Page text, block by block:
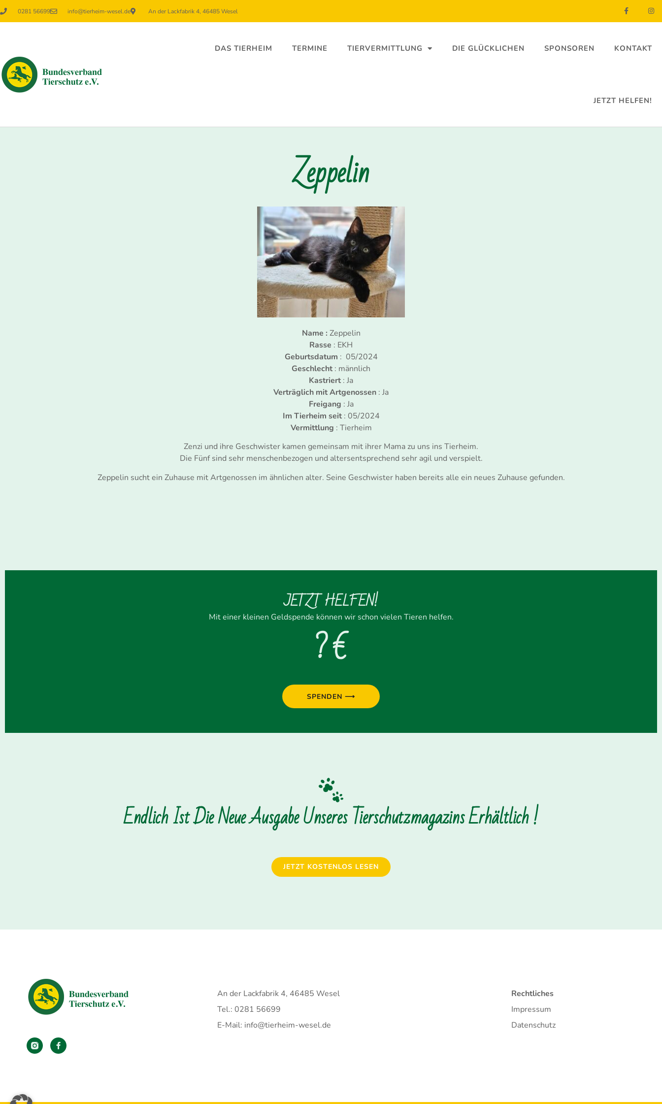
0281 56699 info@tierheim-wesel.de An der Lackfabrik 4, 46485 Wesel
DAS TIERHEIM TERMINE TIERVERMITTLUNG DIE GLÜCKLICHEN SPONSOREN KONTAKT
JETZT HELFEN!
Zeppelin
Name : Zeppelin
Rasse : EKH
Geburtsdatum : 05/2024
Geschlecht : männlich
Kastriert : Ja
Verträglich mit Artgenossen : Ja
Freigang : Ja
Im Tierheim seit: 05/2024
Vermittlung : Tierheim
Zenzi und ihre Geschwister kamen gemeinsam mit ihrer Mama zu uns ins Tierheim.
Die Fünf sind sehr menschenbezogen und altersentsprechend sehr agil und verspielt.
Zeppelin sucht ein Zuhause mit Artgenossen im ähnlichen alter. Seine Geschwister haben bereits alle ein neues Zuhause gefunden.
JETZT HELFEN!
Mit einer kleinen Geldspende können wir schon vielen Tieren helfen.
? €
SPENDEN ⟶
Endlich Ist Die Neue Ausgabe Unseres Tierschutzmagazins Erhältlich !
JETZT KOSTENLOS LESEN
An der Lackfabrik 4, 46485 Wesel
Tel.: 0281 56699
E-Mail: info@tierheim-wesel.de
Rechtliches
Impressum
Datenschutz